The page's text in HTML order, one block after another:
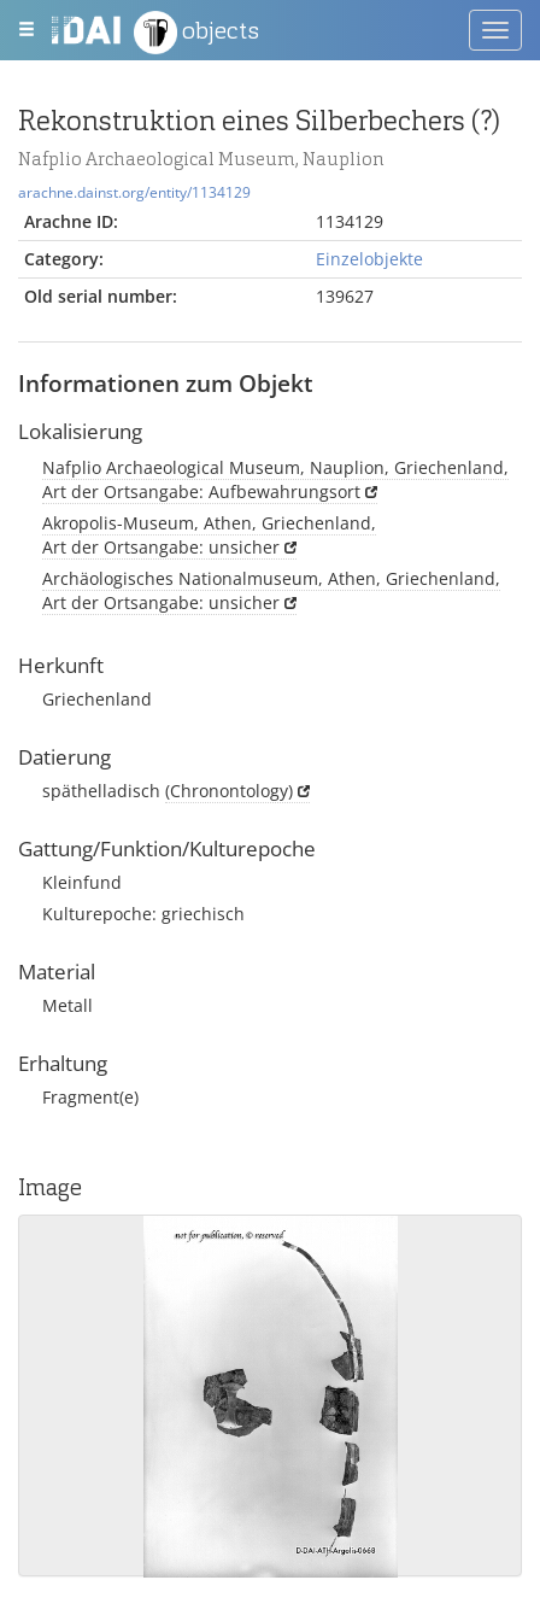
objects
Rekonstruktion eines Silberbechers (?)
Nafplio Archaeological Museum, Nauplion
arachne.dainst.org/entity/1134129
Arachne ID:
1134129
Category:
Einzelobjekte
Old serial number:
139627
Informationen zum Objekt
Lokalisierung
Nafplio Archaeological Museum, Nauplion, Griechenland,
Art der Ortsangabe: Aufbewahrungsort
Akropolis-Museum, Athen, Griechenland,
Art der Ortsangabe: unsicher
Archäologisches Nationalmuseum, Athen, Griechenland,
Art der Ortsangabe: unsicher
Herkunft
Griechenland
Datierung
späthelladisch (Chronontology)
Gattung/Funktion/Kulturepoche
Kleinfund
Kulturepoche: griechisch
Material
Metall
Erhaltung
Fragment(e)
Image